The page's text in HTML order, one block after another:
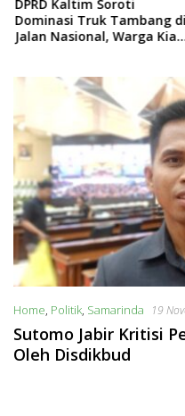
DPRD Kaltim Soroti
Dominasi Truk Tambang di
Jalan Nasional, Warga Kian
Home, Politik, Samarinda 19
Sutomo Jabir Kritisi
Oleh Disdikbud